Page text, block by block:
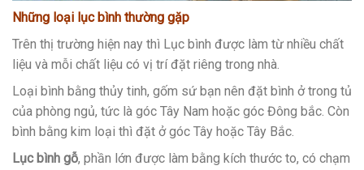
Những loại lục bình thường gặp
Trên thị trường hiện nay thì Lục bình được làm từ nhiều chất
liệu và mỗi chất liệu có vị trí đặt riêng trong nhà.
Loại bình bằng thủy tinh, gốm sứ bạn nên đặt bình ở trong tủ
của phòng ngủ, tức là góc Tây Nam hoặc góc Đông bắc. Còn
bình bằng kim loại thì đặt ở góc Tây hoặc Tây Bắc.
Lục bình gỗ, phần lớn được làm bằng kích thước to, có chạm